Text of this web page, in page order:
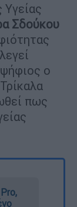
Υγείας
Σδούκου
ο
πως